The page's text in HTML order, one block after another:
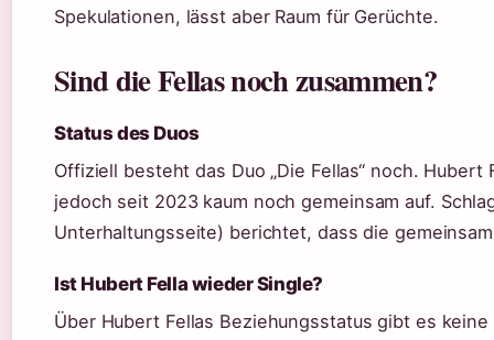
Spekulationen, lässt aber Raum für Gerüchte.
Sind die Fellas noch zusammen?
Status des Duos
Offiziell besteht das Duo „Die Fellas“ noch.
jedoch seit 2023 kaum noch gemeinsam auf.
Unterhaltungsseite) berichtet, dass die
Ist Hubert Fella wieder Single?
Über Hubert Fellas Beziehungsstatus gibt es